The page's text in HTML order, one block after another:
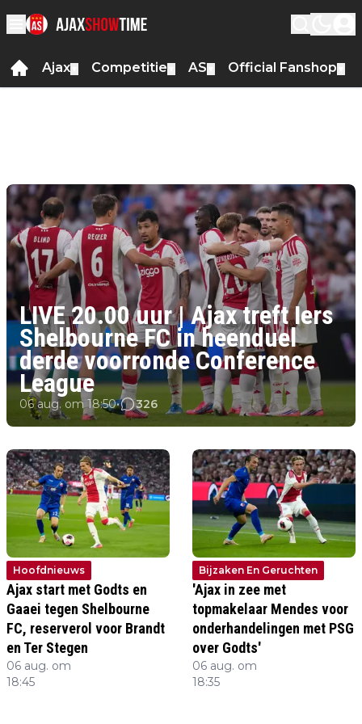
Ajax Competitie AS Official Fanshop
LIVE 20.00 uur | Ajax treft Iers
Shelbourne FC in heenduel
derde voorronde Conference
League
06 aug. om 18:50• 326
Hoofdnieuws
LIVE 20.00 uur | Ajax treft Iers Shelbourne FC in
heenduel derde voorronde Conference League
06 aug. om 18:50 06 aug. om 18:50 • 326
Hoofdnieuws
Ajax start met Godts en
Gaaei tegen Shelbourne
FC, reserverol voor Brandt
en Ter Stegen
06 aug. om
18:45
Bijzaken En Geruchten
'Ajax in zee met
topmakelaar Mendes voor
onderhandelingen met PSG
over Godts'
06 aug. om
18:35